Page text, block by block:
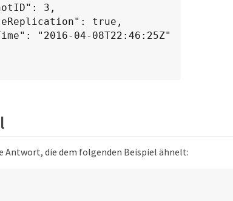
Antwort, die dem folgenden Beispiel ähnelt: